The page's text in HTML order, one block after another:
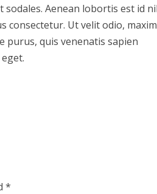
Aenean lobortis est id
consectetur. Ut velit odio,
purus, quis venenatis sapien
*